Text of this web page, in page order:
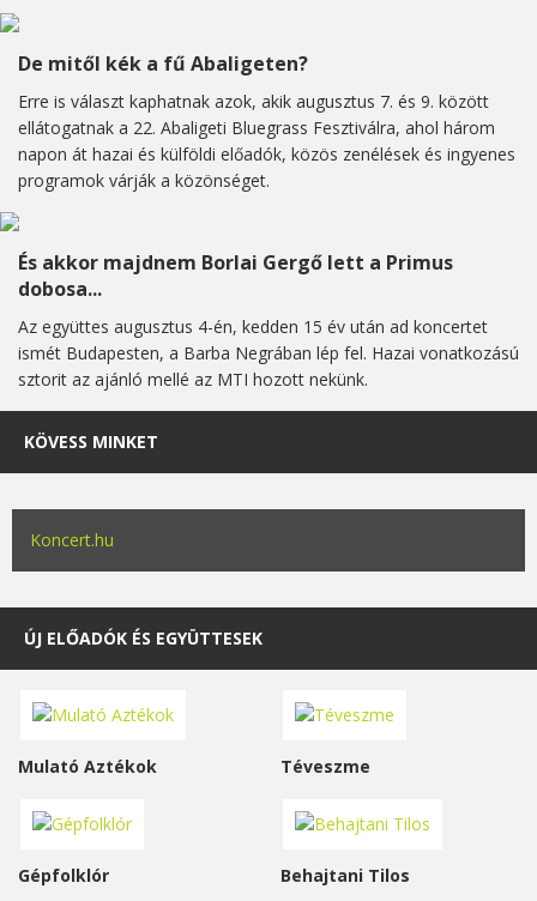
De mitől kék a fű Abaligeten?
Erre is választ kaphatnak azok, akik augusztus 7. és 9. között
ellátogatnak a 22. Abaligeti Bluegrass Fesztiválra, ahol három
napon át hazai és külföldi előadók, közös zenélések és ingyenes
programok várják a közönséget.
És akkor majdnem Borlai Gergő lett a Primus
dobosa...
Az együttes augusztus 4-én, kedden 15 év után ad koncertet
ismét Budapesten, a Barba Negrában lép fel. Hazai vonatkozású
sztorit az ajánló mellé az MTI hozott nekünk.
KÖVESS MINKET
Koncert.hu
ÚJ ELŐADÓK ÉS EGYÜTTESEK
Mulató Aztékok Téveszme
Gépfolklór Behajtani Tilos